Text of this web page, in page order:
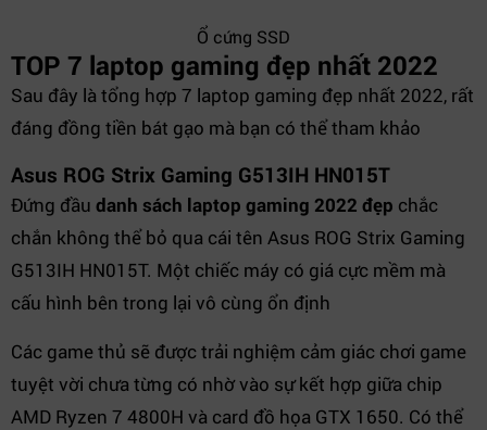
Ổ cứng SSD
TOP 7 laptop gaming đẹp nhất 2022
Sau đây là tổng hợp 7 laptop gaming đẹp nhất 2022, rất
đáng đồng tiền bát gạo mà bạn có thể tham khảo
Asus ROG Strix Gaming G513IH HN015T
Đứng đầu danh sách laptop gaming 2022 đẹp chắc
chắn không thể bỏ qua cái tên Asus ROG Strix Gaming
G513IH HN015T. Một chiếc máy có giá cực mềm mà
cấu hình bên trong lại vô cùng ổn định
Các game thủ sẽ được trải nghiệm cảm giác chơi game
tuyệt vời chưa từng có nhờ vào sự kết hợp giữa chip
AMD Ryzen 7 4800H và card đồ họa GTX 1650. Có thể